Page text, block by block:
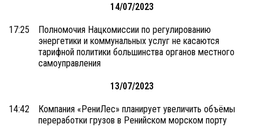
14/07/2023
17:25
Полномочия Нацкомиссии по регулированию
энергетики и коммунальных услуг не касаются
тарифной политики большинства органов местного
самоуправления
13/07/2023
14:42
Компания «РениЛес» планирует увеличить объёмы
переработки грузов в Ренийском морском порту